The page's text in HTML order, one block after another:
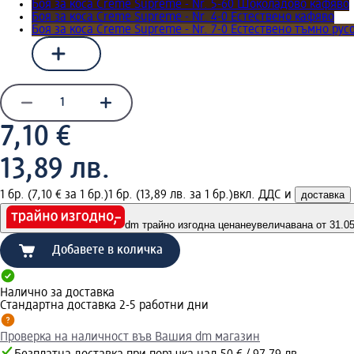
Боя за коса Creme Supreme - Nr. 5-60 Шоколадово кафяво
Боя за коса Creme Supreme - Nr. 4-0 Естествено кафяво
Боя за коса Creme Supreme - Nr. 7-0 Естествено тъмно
7,10 €
13,89 лв.
1 бр. (7,10 € за 1 бр.)1 бр. (13,89 лв. за 1 бр.)вкл. ДДС и доставка
dm трайно изгодна ценанеувеличавана от
Добавете в количка
Налично за доставка
Стандартна доставка 2-5 работни дни
Проверка на наличност във Вашия dm магазин